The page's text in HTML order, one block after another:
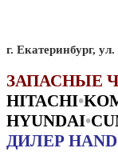
г. Екатеринбург,
ЗАПАСНЫЕ
HITACHI•KO
HYUNDAI•
ДИЛЕР